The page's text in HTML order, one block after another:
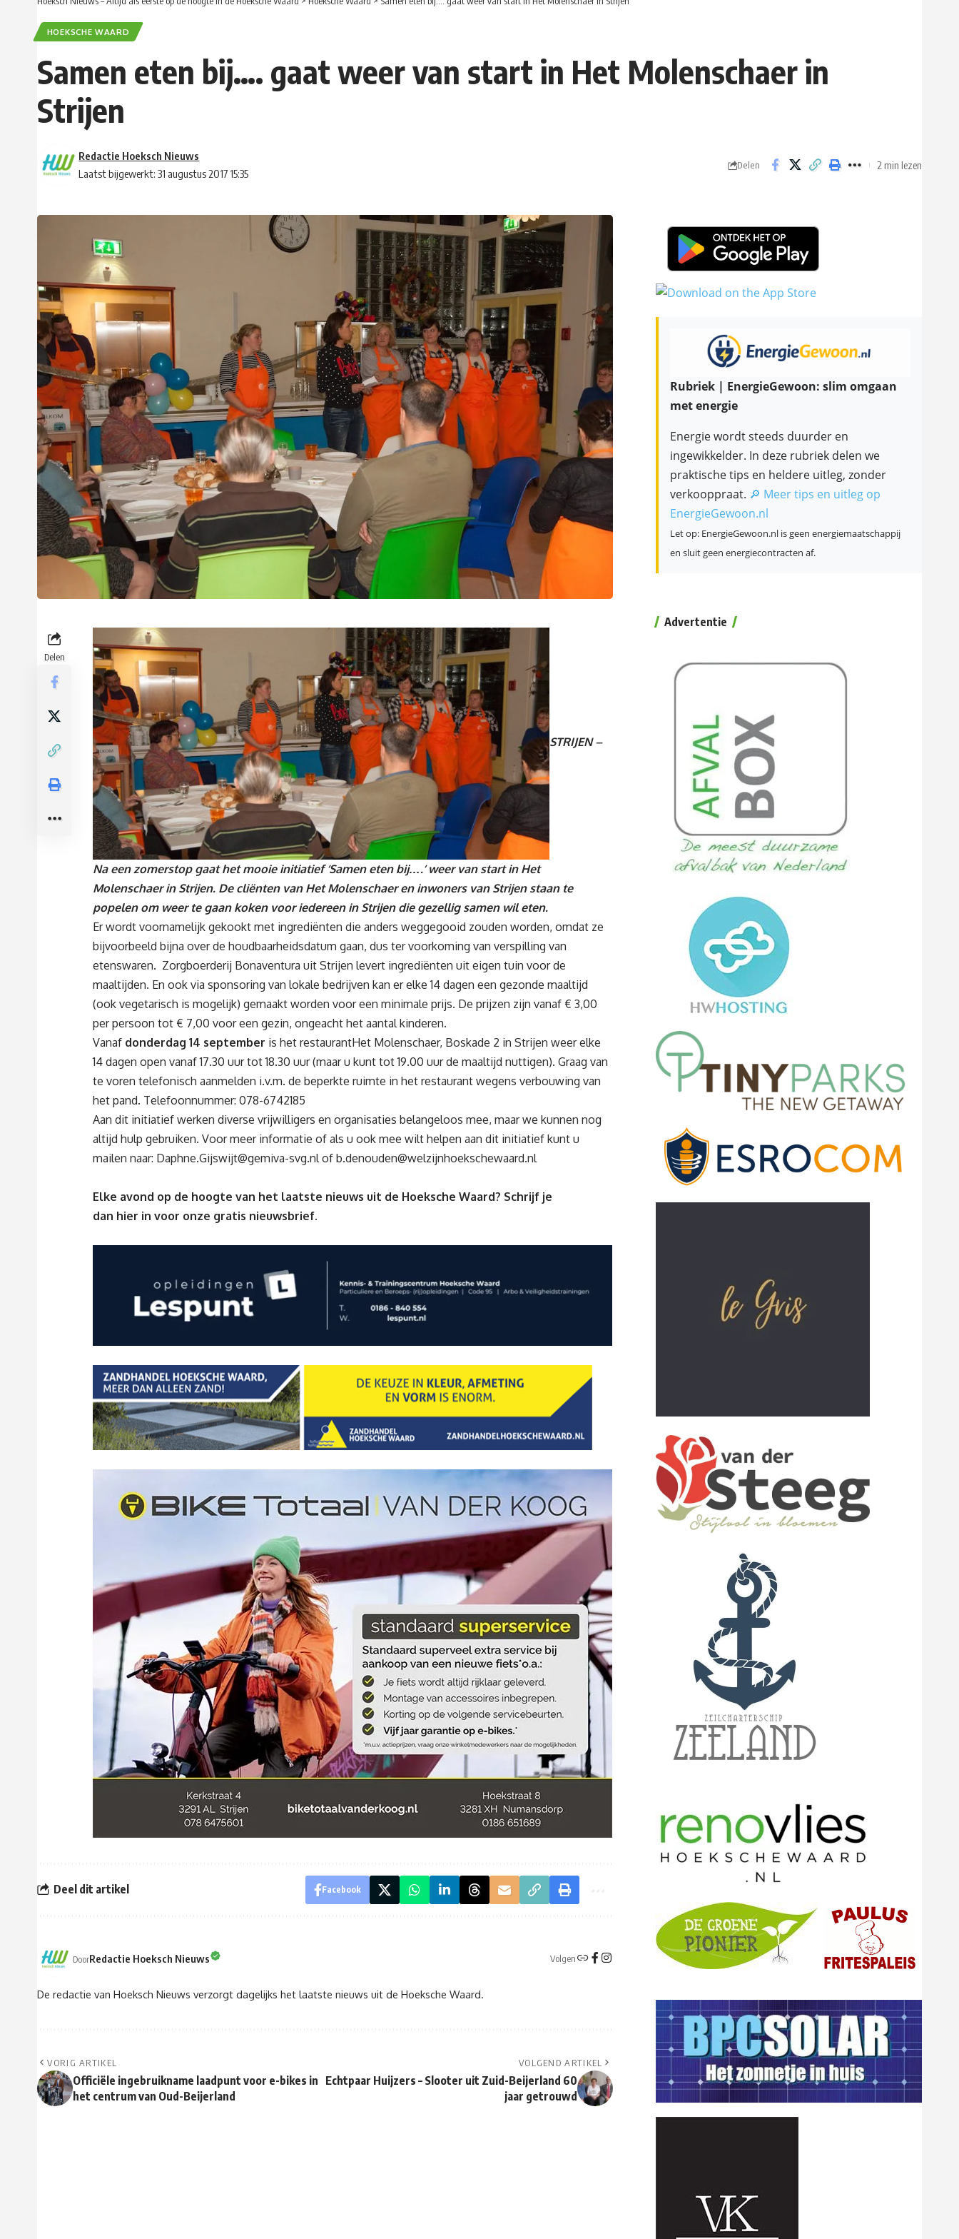
HOEKSCHE WAARD
Samen eten bij…. gaat weer van start in Het Molenschaer in
Strijen
Laatst bijgewerkt: 31 augustus 2017 15:35
Redactie Hoeksch Nieuws
Delen 2 min lezen
Delen
STRIJEN –
Na een zomerstop gaat het mooie initiatief ‘Samen eten bij….’ weer van start in Het
Molenschaer in Strijen. De cliënten van Het Molenschaer en inwoners van Strijen staan te
popelen om weer te gaan koken voor iedereen in Strijen die gezellig samen wil eten.
Er wordt voornamelijk gekookt met ingrediënten die anders weggegooid zouden worden, omdat ze
bijvoorbeeld bijna over de houdbaarheidsdatum gaan, dus ter voorkoming van verspilling van
etenswaren. Zorgboerderij Bonaventura uit Strijen levert ingrediënten uit eigen tuin voor de
maaltijden. En ook via sponsoring van lokale bedrijven kan er elke 14 dagen een gezonde maaltijd
(ook vegetarisch is mogelijk) gemaakt worden voor een minimale prijs. De prijzen zijn vanaf € 3,00
per persoon tot € 7,00 voor een gezin, ongeacht het aantal kinderen.
Vanaf donderdag 14 september is het restaurantHet Molenschaer, Boskade 2 in Strijen weer elke
14 dagen open vanaf 17.30 uur tot 18.30 uur (maar u kunt tot 19.00 uur de maaltijd nuttigen). Graag van
te voren telefonisch aanmelden i.v.m. de beperkte ruimte in het restaurant wegens verbouwing van
het pand. Telefoonnummer: 078-6742185
Aan dit initiatief werken diverse vrijwilligers en organisaties belangeloos mee, maar we kunnen nog
altijd hulp gebruiken. Voor meer informatie of als u ook mee wilt helpen aan dit initiatief kunt u
mailen naar: Daphne.Gijswijt@gemiva-svg.nl of b.denouden@welzijnhoekschewaard.nl
Elke avond op de hoogte van het laatste nieuws uit de Hoeksche Waard? Schrijf je
dan hier in voor onze gratis nieuwsbrief.
Deel dit artikel Facebook
DoorRedactie Hoeksch Nieuws Volgen
De redactie van Hoeksch Nieuws verzorgt dagelijks het laatste nieuws uit de Hoeksche Waard.
VORIG ARTIKEL
Officiële ingebruikname laadpunt voor e-bikes in
het centrum van Oud-Beijerland
VOLGEND ARTIKEL
Echtpaar Huijzers – Slooter uit Zuid-Beijerland 60
jaar getrouwd
Rubriek | EnergieGewoon: slim omgaan
met energie
Energie wordt steeds duurder en
ingewikkelder. In deze rubriek delen we
praktische tips en heldere uitleg, zonder
verkooppraat. 🔎 Meer tips en uitleg op
EnergieGewoon.nl
Let op: EnergieGewoon.nl is geen energiemaatschappij
en sluit geen energiecontracten af.
Advertentie